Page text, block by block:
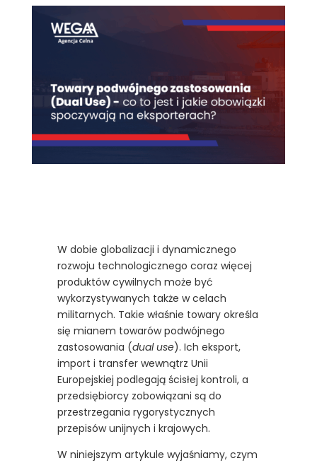
W dobie globalizacji i dynamicznego
rozwoju technologicznego coraz więcej
produktów cywilnych może być
wykorzystywanych także w celach
militarnych. Takie właśnie towary określa
się mianem towarów podwójnego
zastosowania (dual use). Ich eksport,
import i transfer wewnątrz Unii
Europejskiej podlegają ścisłej kontroli, a
przedsiębiorcy zobowiązani są do
przestrzegania rygorystycznych
przepisów unijnych i krajowych.
W niniejszym artykule wyjaśniamy, czym